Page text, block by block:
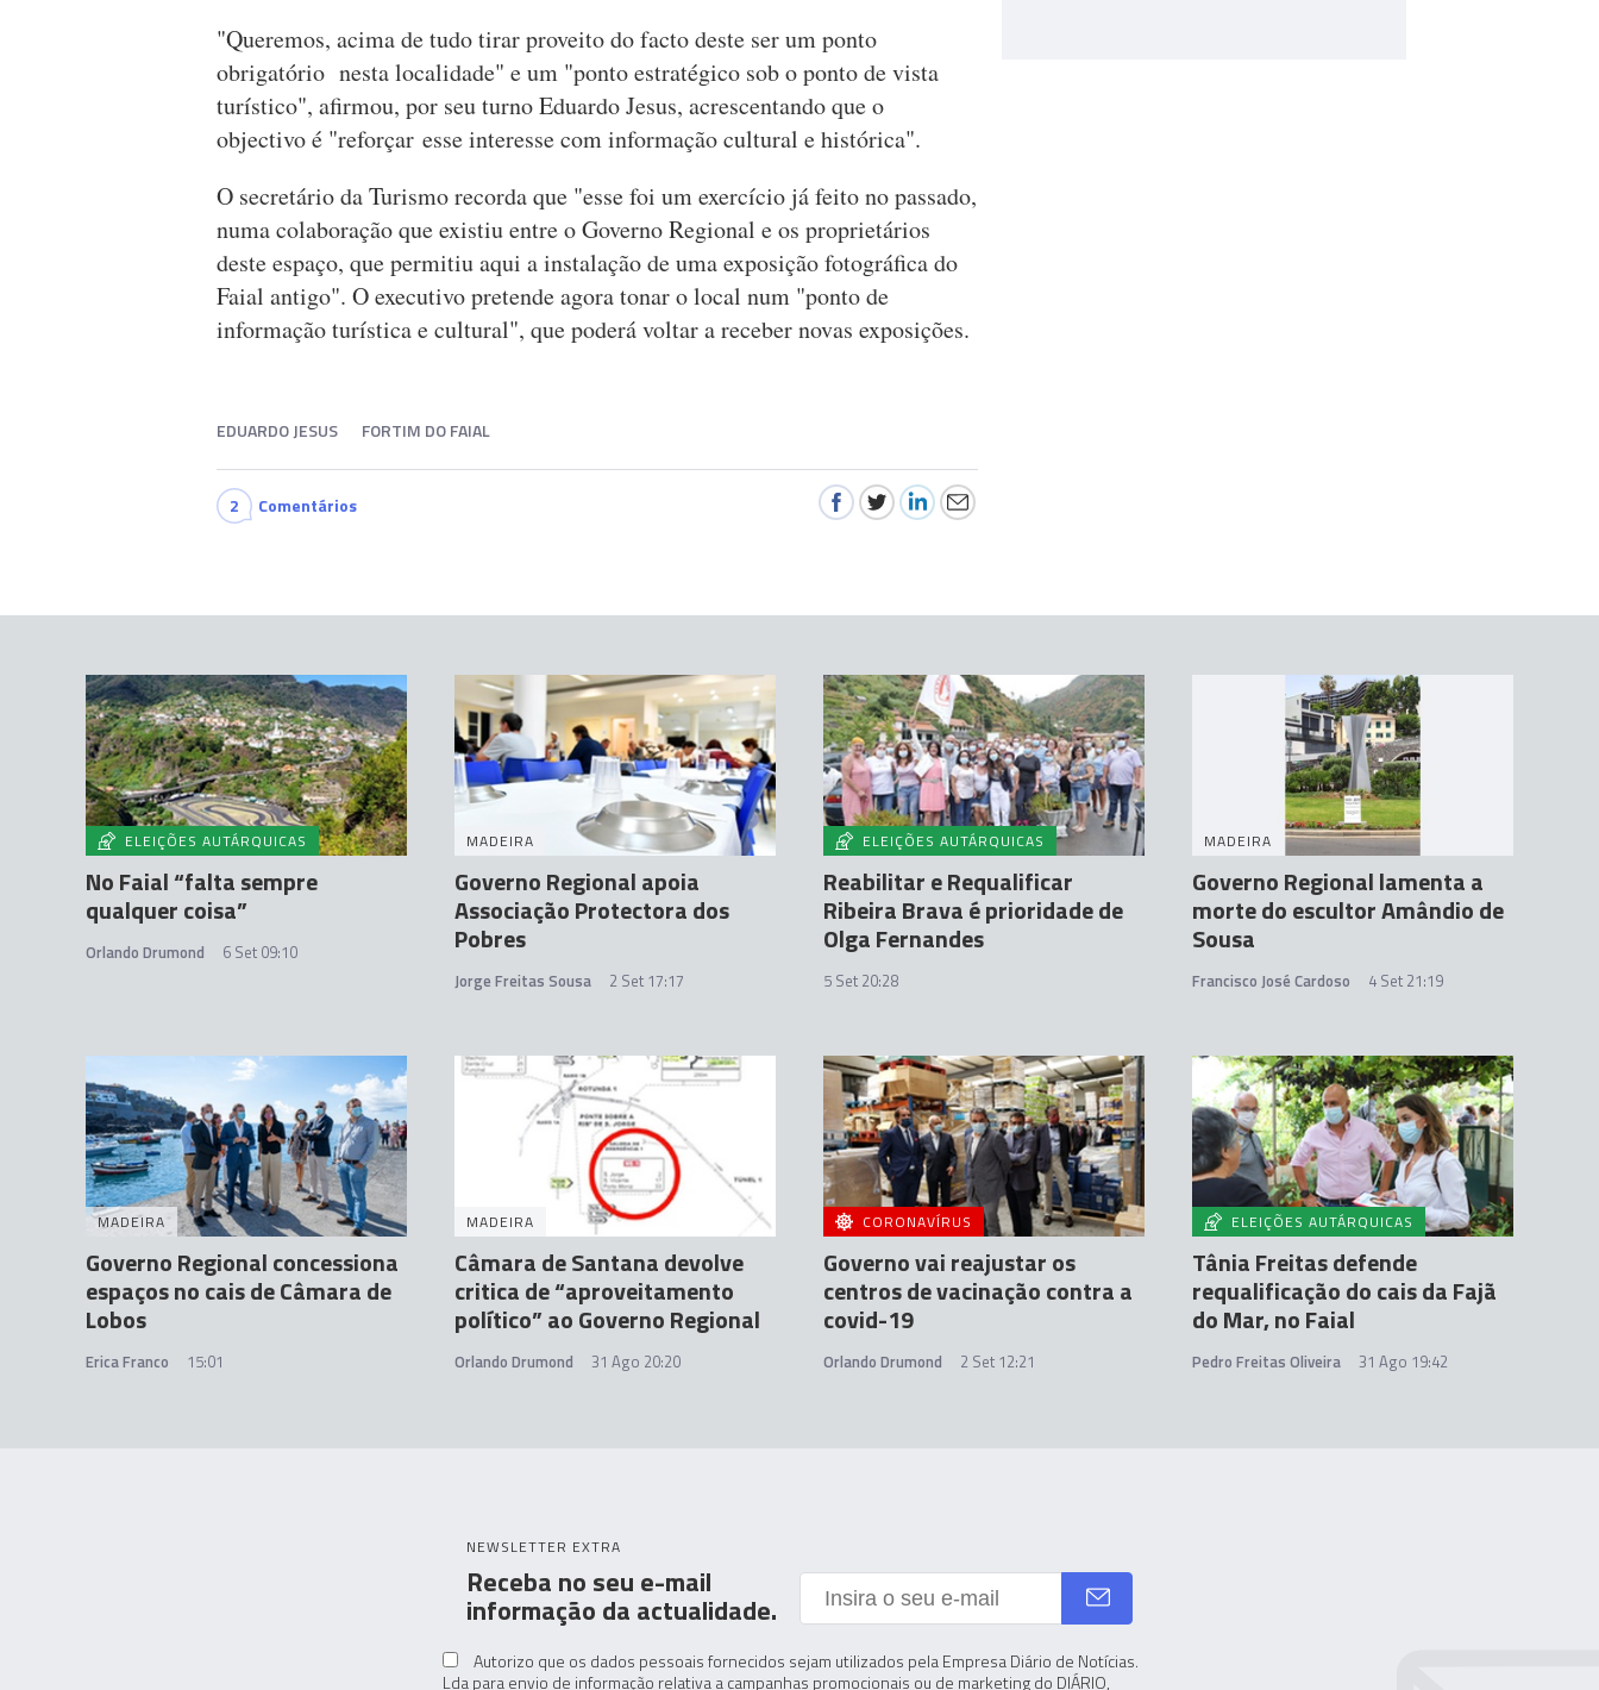
"Queremos, acima de tudo tirar proveito do facto deste ser um ponto
obrigatório nesta localidade" e um "ponto estratégico sob o ponto de vista
turístico", afirmou, por seu turno Eduardo Jesus, acrescentando que o
objectivo é "reforçar esse interesse com informação cultural e histórica".
O secretário da Turismo recorda que "esse foi um exercício já feito no passado,
numa colaboração que existiu entre o Governo Regional e os proprietários
deste espaço, que permitiu aqui a instalação de uma exposição fotográfica do
Faial antigo". O executivo pretende agora tonar o local num "ponto de
informação turística e cultural", que poderá voltar a receber novas exposições.
EDUARDO JESUS FORTIM DO FAIAL
2 Comentários
ELEIÇÕES AUTÁRQUICAS
No Faial “falta sempre
qualquer coisa”
Orlando Drumond 6 Set 09:10
MADEIRA
Governo Regional apoia
Associação Protectora dos
Pobres
Jorge Freitas Sousa 2 Set 17:17
ELEIÇÕES AUTÁRQUICAS
Reabilitar e Requalificar
Ribeira Brava é prioridade de
Olga Fernandes
5 Set 20:28
MADEIRA
Governo Regional lamenta a
morte do escultor Amândio de
Sousa
Francisco José Cardoso 4 Set 21:19
MADEIRA
Governo Regional concessiona
espaços no cais de Câmara de
Lobos
Erica Franco 15:01
MADEIRA
Câmara de Santana devolve
critica de “aproveitamento
político” ao Governo Regional
Orlando Drumond 31 Ago 20:20
CORONAVÍRUS
Governo vai reajustar os
centros de vacinação contra a
covid-19
Orlando Drumond 2 Set 12:21
ELEIÇÕES AUTÁRQUICAS
Tânia Freitas defende
requalificação do cais da Fajã
do Mar, no Faial
Pedro Freitas Oliveira 31 Ago 19:42
NEWSLETTER EXTRA
Receba no seu e-mail
informação da actualidade.
Autorizo que os dados pessoais fornecidos sejam utilizados pela Empresa Diário de Notícias.
Lda para envio de informação relativa a campanhas promocionais ou de marketing do DIÁRIO,